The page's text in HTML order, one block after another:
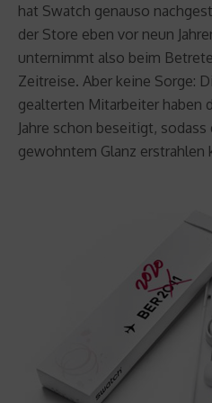
hat Swatch genauso
der Store eben vor neun
unternimmt also beim
Zeitreise. Aber keine Sorge:
gealterten Mitarbeiter haben
Jahre schon beseitigt,
gewohntem Glanz erstrahlen